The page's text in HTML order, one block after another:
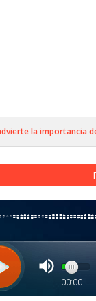
la importancia de